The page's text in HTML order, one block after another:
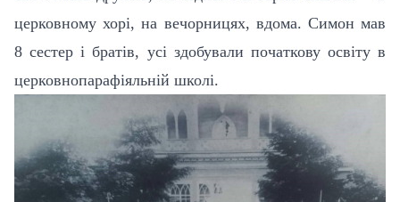
церковному хорі, на вечорницях, вдома. Симон мав
8 сестер і братів, усі здобували початкову освіту в
церковнопарафіяльній школі.